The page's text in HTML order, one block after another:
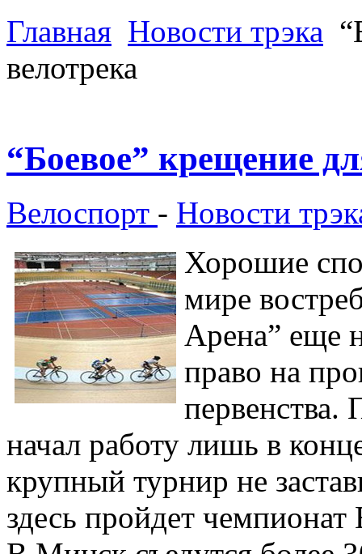
Главная Новости трэка
велотрека
“Боевое” крещение
Велоспорт - Новости
Хорошие
мире
Арена” еще
право на
первенства.
начал работу лишь в
крупный турнир не
здесь пройдет